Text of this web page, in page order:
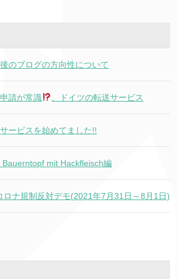
のブログの方向性について
請が常識 、ドイツの転送サービス
ービスを始めてました!!
mit Hackfleisch編
ロナ規制反対デモ(2021年7月31日～8月1日)